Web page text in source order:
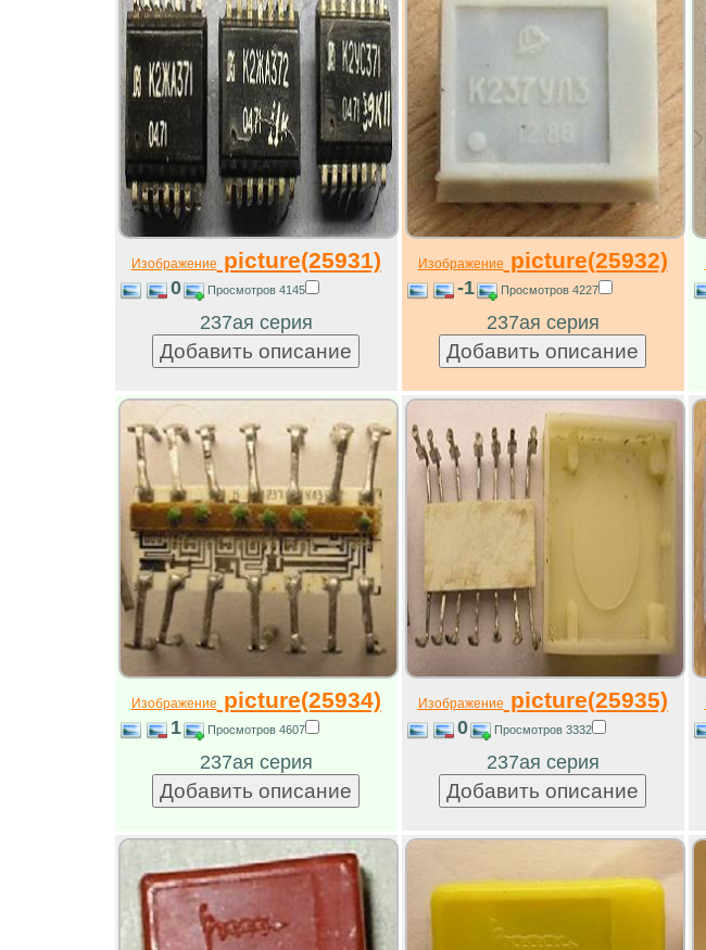
Изображение picture(25931)
0 Просмотров 4145
237ая серия
Изображение picture(25932)
-1 Просмотров 4227
237ая серия
Изображение picture(25934)
1 Просмотров 4607
237ая серия
Изображение picture(25935)
0 Просмотров 3332
237ая серия